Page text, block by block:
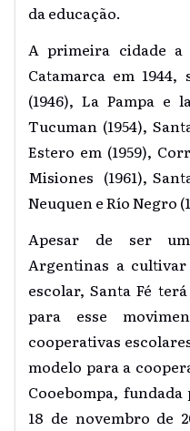
da educação.
A primeira cidade
Catamarca em
(1946), La Pampa e
Tucuman (1954),
Estero em (1959),
Misiones (1961),
Neuquen e Río Negro
Apesar de ser
Argentinas a
escolar, Santa Fé
para esse
cooperativas
modelo para a
Cooebompa,
18 de novembro de